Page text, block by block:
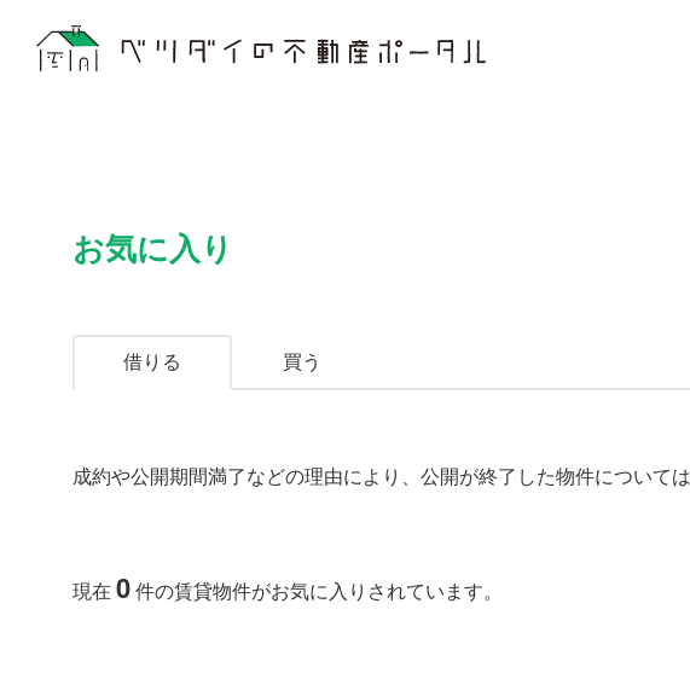
お気に入り
借りる 買う
成約や公開期間満了などの理由により、公開が終了した物件については
現在 0件の賃貸物件がお気に入りされています。